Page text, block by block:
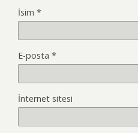
İsim *
E-posta *
İnternet sitesi